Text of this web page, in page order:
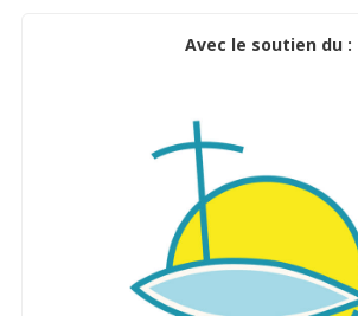
Avec le soutien du :